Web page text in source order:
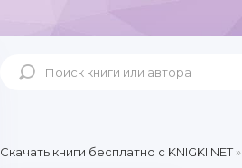
Скачать книги бесплатно c KNIGKI.NET»